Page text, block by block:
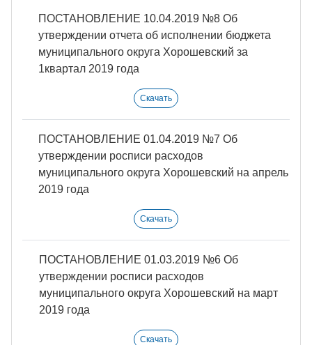
ПОСТАНОВЛЕНИЕ 10.04.2019 №8 Об
утверждении отчета об исполнении бюджета
муниципального округа Хорошевский за
1квартал 2019 года
Скачать
ПОСТАНОВЛЕНИЕ 01.04.2019 №7 Об
утверждении росписи расходов
муниципального округа Хорошевский на апрель
2019 года
Скачать
ПОСТАНОВЛЕНИЕ 01.03.2019 №6 Об
утверждении росписи расходов
муниципального округа Хорошевский на март
2019 года
Скачать